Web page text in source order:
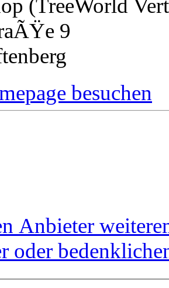
kissen-shop
9
besuchen
Anbieter
oder